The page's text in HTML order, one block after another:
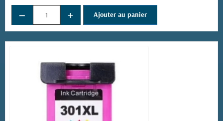
− + Ajouter au panier